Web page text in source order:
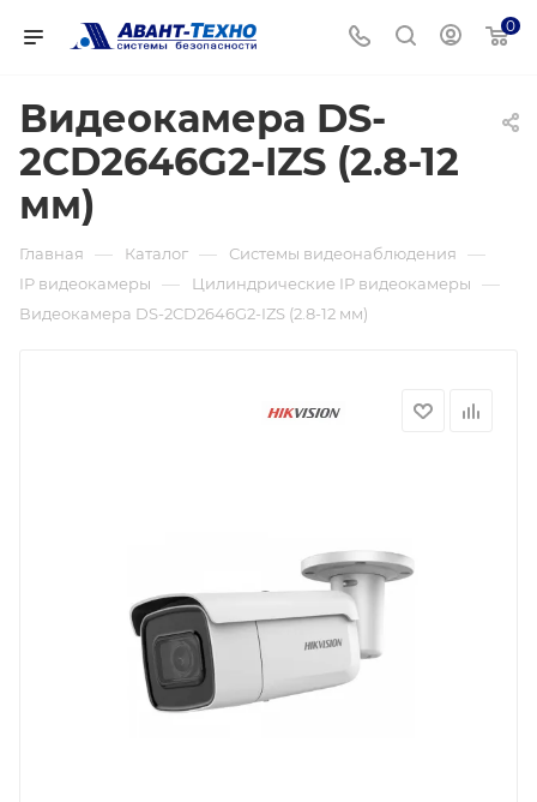
0
Видеокамера DS-
2CD2646G2-IZS (2.8-12
мм)
Главная — Каталог — Системы видеонаблюдения —
IP видеокамеры — Цилиндрические IP видеокамеры —
Видеокамера DS-2CD2646G2-IZS (2.8-12 мм)